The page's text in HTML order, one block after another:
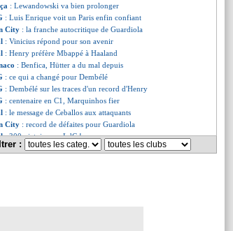
: Lewandowski va bien prolonger
: Luis Enrique voit un Paris enfin confiant
City : la franche autocritique de Guardiola
: Vinicius répond pour son avenir
: Henry préfère Mbappé à Haaland
: Benfica, Hütter a du mal depuis
: ce qui a changé pour Dembélé
: Dembélé sur les traces d'un record d'Henry
: centenaire en C1, Marquinhos fier
: le message de Ceballos aux attaquants
City : record de défaites pour Guardiola
: 300 victoires en LdC !
: Kombouaré séduit par les attaquants
: